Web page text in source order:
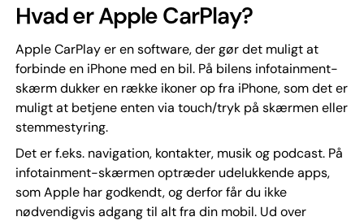
Hvad er Apple CarPlay?
Apple CarPlay er en software, der gør det muligt at
forbinde en iPhone med en bil. På bilens infotainment-
skærm dukker en række ikoner op fra iPhone, som det er
muligt at betjene enten via touch/tryk på skærmen eller
stemmestyring.
Det er f.eks. navigation, kontakter, musik og podcast. På
infotainment-skærmen optræder udelukkende apps,
som Apple har godkendt, og derfor får du ikke
nødvendigvis adgang til alt fra din mobil. Ud over